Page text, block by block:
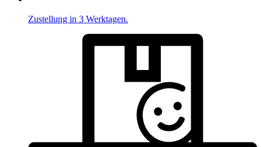
Zustellung in 3 Werktagen.